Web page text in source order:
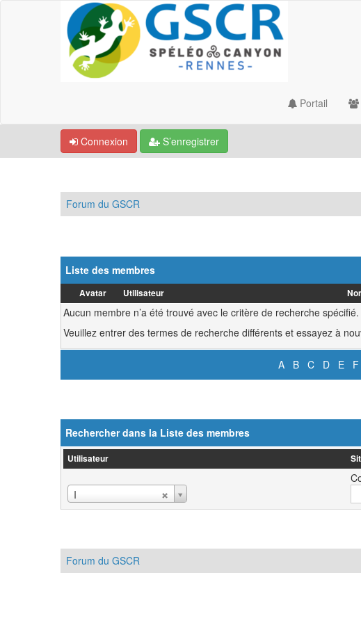
Portail
Connexion S’enregistrer
Forum du GSCR
Liste des membres
Avatar Utilisateur
Aucun membre n’a été trouvé avec le critère de recherche spécifié.
Veuillez entrer des termes de recherche différents et essayez à
A B C D E F
Rechercher dans la Liste des membres
Utilisateur
I
Utilisateur
Forum du GSCR